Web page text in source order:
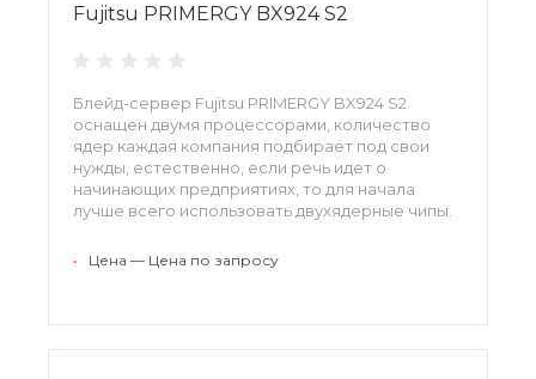
Fujitsu PRIMERGY BX924 S2
Блейд-сервер Fujitsu PRIMERGY BX924 S2
оснащен двумя процессорами, количество
ядер каждая компания подбирает под свои
нужды, естественно, если речь идет о
начинающих предприятиях, то для начала
лучше всего использовать двухядерные чипы.
• Цена — Цена по запросу